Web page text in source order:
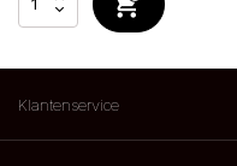
Klantenservice